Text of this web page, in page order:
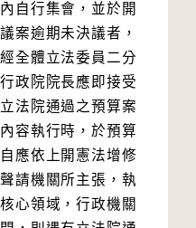
自行集會，並於開
案逾期未決議者，
全體立法委員二分
政院院長應即接受
法院通過之預算案
容執行時，於預算
應依上開憲法增修
請機關所主張，執
心領域，行政機關